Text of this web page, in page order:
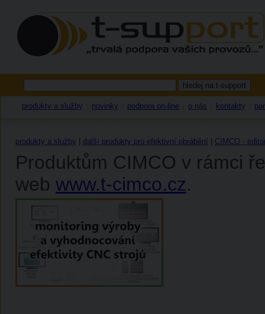
produkty a služby novinky podpora on-line o nás kontakty
produkty a služby další produkty pro efektivní obrábění CIMCO -
Produktům CIMCO v rámci
web www.t-cimco.cz.